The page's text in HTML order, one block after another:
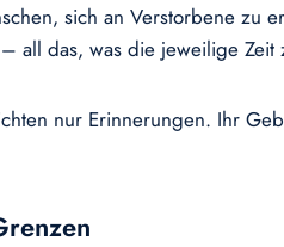
sich an Verstorbene zu
all das, was die jeweilige Zeit
nur Erinnerungen. Ihr